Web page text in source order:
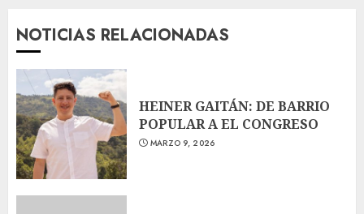
NOTICIAS RELACIONADAS
HEINER GAITÁN: DE BARRIO
POPULAR A EL CONGRESO
MARZO 9, 2026